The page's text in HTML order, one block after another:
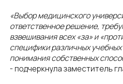
«Выбор медицинского
ответственное решение,
взвешивания всех «за» и
специфики различных
понимания собственных
- подчеркнула заместитель